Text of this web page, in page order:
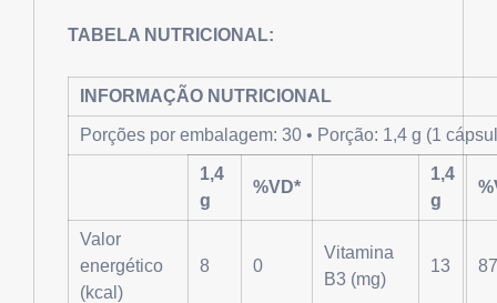
TABELA NUTRICIONAL:
INFORMAÇÃO NUTRICIONAL
Porções por embalagem: 30 • Porção: 1,4 g (1
1,4
g
%VD*
1,4
g
Valor
energético
(kcal)
8 0
Vitamina
B3 (mg)
13 87